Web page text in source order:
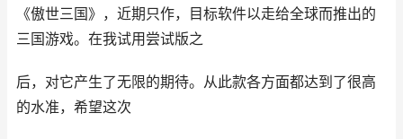
《傲世三国》，近期只作，目标软件以走给全球而推出的
三国游戏。在我试用尝试版之
后，对它产生了无限的期待。从此款各方面都达到了很高
的水准，希望这次